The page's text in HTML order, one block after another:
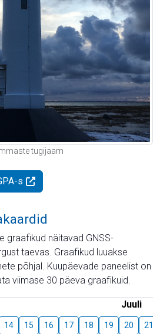
tugijaam
s
graafikud näitavad GNSS-
taevas. Graafikud luuakse
põhjal. Kuupäevade paneelist on
viimase 30 päeva graafikuid.
Juuli
14 15 16 17 18 19 20 21